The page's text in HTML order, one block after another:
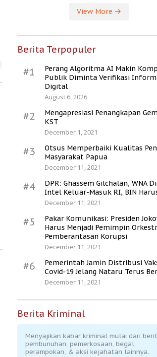
View More
Berita Terpopuler
#1
Perang Algoritma AI Makin
Publik Diminta Verifikasi
Digital
August 6, 2026
#2
Mengapresiasi Penangkapan
KST
December 1, 2021
#3
Otsus Memperbaiki Kualitas
Masyarakat Papua
December 11, 2021
#4
DPR: Ghassem Gilchalan, WNA
Intel Keluar-Masuk RI, BIN
December 11, 2021
#5
Pakar Komunikasi: Presiden
Harus Menjadi Pemimpin
Pemberantasan Korupsi
December 11, 2021
#6
Pemerintah Jamin Distribusi
Covid-19 Jelang Nataru Terus
December 11, 2021
Berita Kriminal
Menyajikan kabar kriminal mulai dari
pembunuhan, pemerkosaan, begal,
perampokan, & aksi kejahatan lainnya.